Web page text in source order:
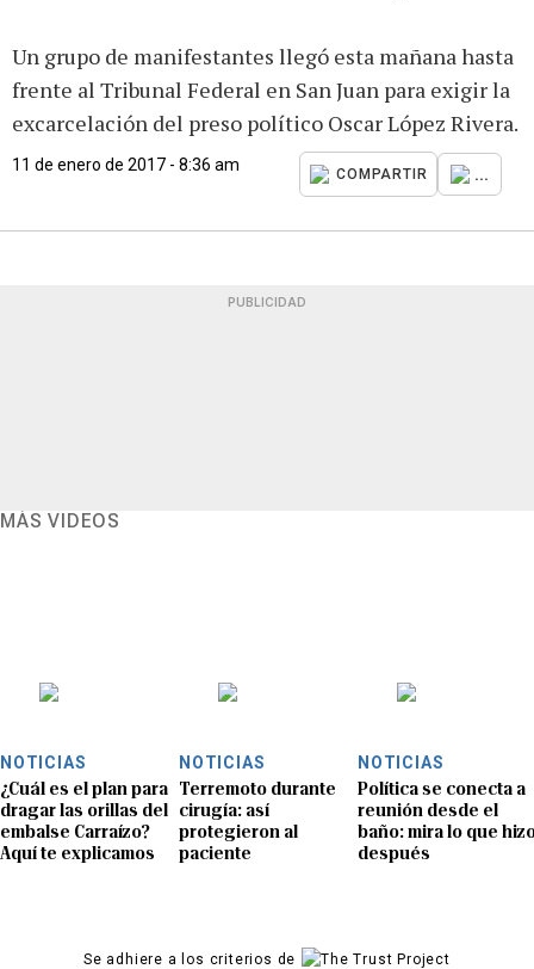
Un grupo de manifestantes llegó esta mañana hasta
frente al Tribunal Federal en San Juan para exigir la
excarcelación del preso político Oscar López Rivera.
11 de enero de 2017 - 8:36 am
COMPARTIR ...
PUBLICIDAD
MÁS VIDEOS
NOTICIAS
¿Cuál es el plan para
dragar las orillas del
embalse Carraízo?
Aquí te explicamos
NOTICIAS
Terremoto durante
cirugía: así
protegieron al
paciente
NOTICIAS
Política se conecta a
reunión desde el
baño: mira lo que
después
Se adhiere a los criterios de